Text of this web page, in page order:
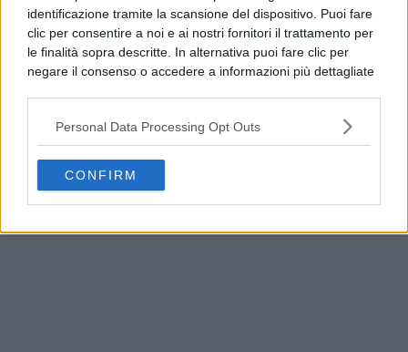
identificazione tramite la scansione del dispositivo. Puoi fare
clic per consentire a noi e ai nostri fornitori il trattamento per
le finalità sopra descritte. In alternativa puoi fare clic per
negare il consenso o accedere a informazioni più dettagliate
possono non richiedere il tuo consenso, ma hai il diritto di
opporti a tale trattamento. Le tue preferenze si
preferenze in qualsiasi momento ritornando su questo sito o
consultando la nostrainformativa sulla riservatezza.
Personal Data Processing Opt Outs
CONFIRM
Benevento, allerta meteo fino alle 21: l’avviso del
Comune